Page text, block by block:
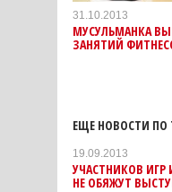
31.10.2013
МУСУЛЬМАНКА
ЗАНЯТИЙ
ЕЩЕ НОВОСТИ ПО
19.09.2013
УЧАСТНИКОВ
НЕ ОБЯЖУТ